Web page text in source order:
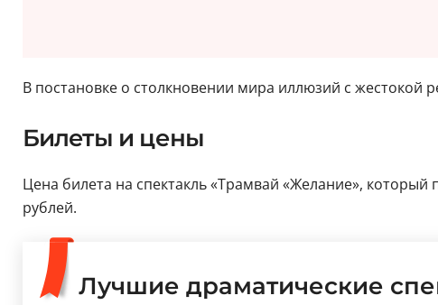
В постановке о столкновении мира иллюзий с жестокой
Билеты и цены
Цена билета на спектакль «Трамвай «Желание»,
рублей.
Лучшие драматические